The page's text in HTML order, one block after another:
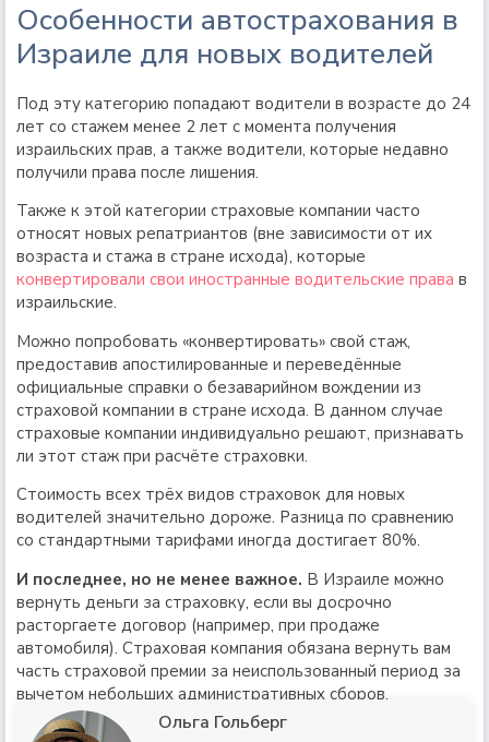
Особенности автострахования в
Израиле для новых водителей
Под эту категорию попадают водители в возрасте до 24
лет со стажем менее 2 лет с момента получения
израильских прав, а также водители, которые недавно
получили права после лишения.
Также к этой категории страховые компании часто
относят новых репатриантов (вне зависимости от их
возраста и стажа в стране исхода), которые
конвертировали свои иностранные водительские права в
израильские.
Можно попробовать «конвертировать» свой стаж,
предоставив апостилированные и переведённые
официальные справки о безаварийном вождении из
страховой компании в стране исхода. В данном случае
страховые компании индивидуально решают, признавать
ли этот стаж при расчёте страховки.
Стоимость всех трёх видов страховок для новых
водителей значительно дороже. Разница по сравнению
со стандартными тарифами иногда достигает 80%.
И последнее, но не менее важное. В Израиле можно
вернуть деньги за страховку, если вы досрочно
расторгаете договор (например, при продаже
автомобиля). Страховая компания обязана вернуть вам
часть страховой премии за неиспользованный период за
вычетом небольших административных сборов.
Ольга Гольберг